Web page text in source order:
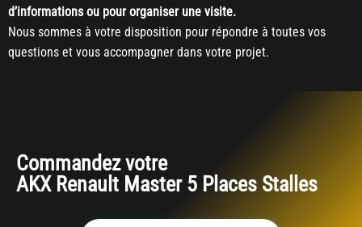
d’informations ou pour organiser une visite.
Nous sommes à votre disposition pour répondre à toutes vos
questions et vous accompagner dans votre projet.
Commandez votre
AKX Renault Master 5 Places Stalles